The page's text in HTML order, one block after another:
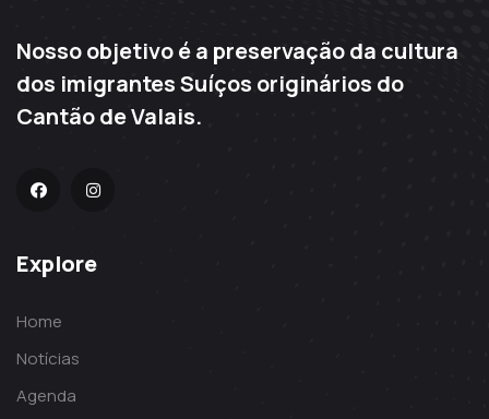
Nosso objetivo é a preservação da cultura
dos imigrantes Suíços originários do
Cantão de Valais.
Explore
Home
Notícias
Agenda